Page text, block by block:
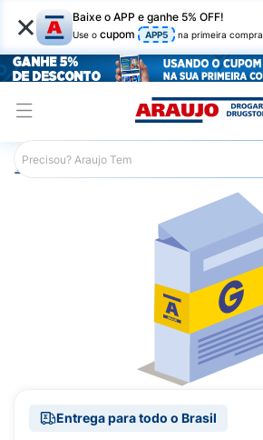
× Baixe o APP e ganhe 5% OFF!
Use o cupom APP5 na primeira compra
Araujo Medicamentos
Entrega para todo o Brasil